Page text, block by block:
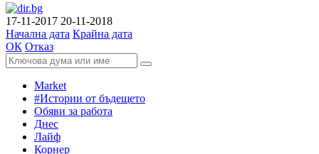
17-11-2017 20-11-2018
Начална дата Крайна дата
ОК Отказ
Market
#Истории от бъдещето
Обяви за работа
Днес
Лайф
Корнер